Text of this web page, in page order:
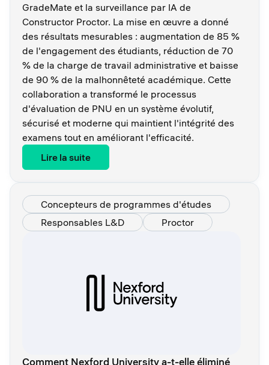
GradeMate et la surveillance par IA de
Constructor Proctor. La mise en œuvre a donné
des résultats mesurables : augmentation de 85 %
de l'engagement des étudiants, réduction de 70
% de la charge de travail administrative et baisse
de 90 % de la malhonnêteté académique. Cette
collaboration a transformé le processus
d'évaluation de PNU en un système évolutif,
sécurisé et moderne qui maintient l'intégrité des
examens tout en améliorant l'efficacité.
Lire la suite
Concepteurs de programmes d'études
Responsables L&D
Proctor
Comment Nexford University a-t-elle éliminé